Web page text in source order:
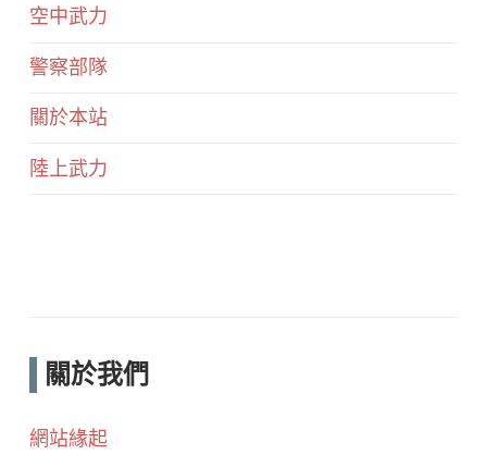
空中武力
警察部隊
關於本站
陸上武力
關於我們
網站緣起